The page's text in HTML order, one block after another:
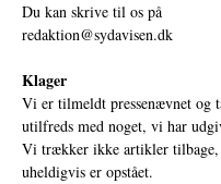
Du kan skrive til os på
redaktion@sydavisen.dk
Klager
Vi er tilmeldt pressenævnet og
utilfreds med noget, vi har
Vi trækker ikke artikler
uheldigvis er opstået.